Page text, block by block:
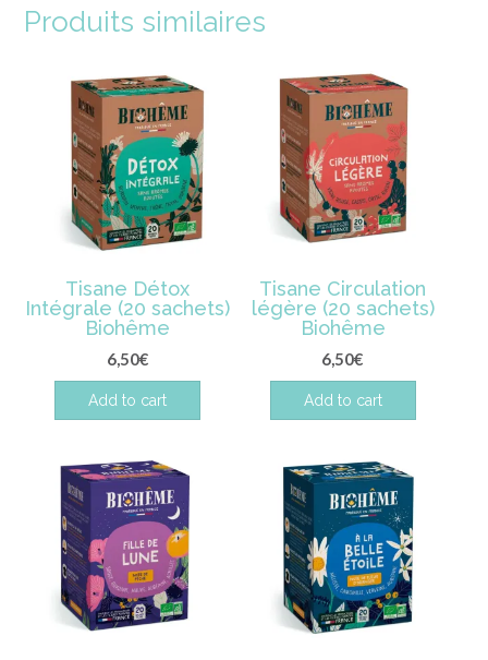
Produits similaires
Tisane Détox
Intégrale (20 sachets)
Biohême
6,50€
Add to cart
Tisane Circulation
légère (20 sachets)
Biohême
6,50€
Add to cart